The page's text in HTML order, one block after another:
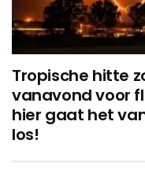
Tropische hitte
vanavond voor
hier gaat het
los!